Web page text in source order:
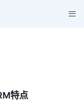
特点